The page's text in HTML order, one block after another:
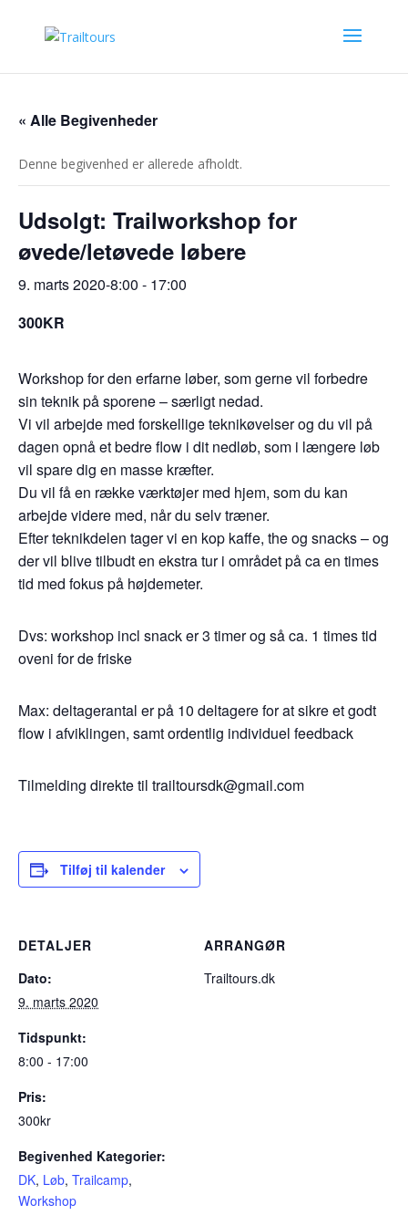
« Alle Begivenheder
Denne begivenhed er allerede afholdt.
Udsolgt: Trailworkshop for
øvede/letøvede løbere
9. marts 2020-8:00 - 17:00
300KR
Workshop for den erfarne løber, som gerne vil forbedre
sin teknik på sporene – særligt nedad.
Vi vil arbejde med forskellige teknikøvelser og du vil på
dagen opnå et bedre flow i dit nedløb, som i længere løb
vil spare dig en masse kræfter.
Du vil få en række værktøjer med hjem, som du kan
arbejde videre med, når du selv træner.
Efter teknikdelen tager vi en kop kaffe, the og snacks – og
der vil blive tilbudt en ekstra tur i området på ca en times
tid med fokus på højdemeter.
Dvs: workshop incl snack er 3 timer og så ca. 1 times tid
oveni for de friske
Max: deltagerantal er på 10 deltagere for at sikre et godt
flow i afviklingen, samt ordentlig individuel feedback
Tilmelding direkte til trailtoursdk@gmail.com
Tilføj til kalender
DETALJER
Dato:
9. marts 2020
Tidspunkt:
8:00 - 17:00
Pris:
300kr
Begivenhed Kategorier:
DK, Løb, Trailcamp,
Workshop
ARRANGØR
Trailtours.dk